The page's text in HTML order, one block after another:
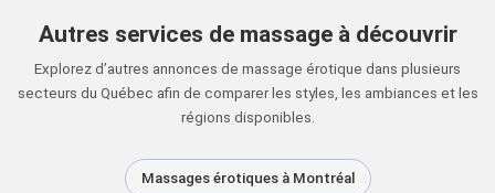
Autres services de massage à découvrir
Explorez d’autres annonces de massage érotique dans plusieurs
secteurs du Québec afin de comparer les styles, les ambiances et les
régions disponibles.
Massages érotiques à Montréal